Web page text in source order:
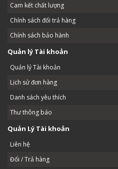
Cam kết chất lượng
Chính sách đổi trả hàng
Chính sách bảo hành
Quản lý Tài khoản
Quản lý Tài khoản
Lịch sử đơn hàng
Danh sách yêu thích
Thư thông báo
Quản Lý Tài khoản
Liên hệ
Đổi / Trả hàng